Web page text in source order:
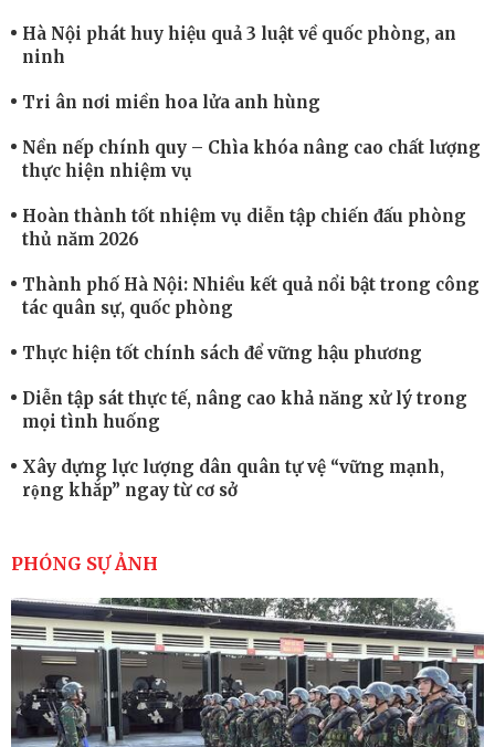
Hà Nội phát huy hiệu quả 3 luật về quốc phòng, an
ninh
Tri ân nơi miền hoa lửa anh hùng
Nền nếp chính quy – Chìa khóa nâng cao chất lượng
thực hiện nhiệm vụ
Hoàn thành tốt nhiệm vụ diễn tập chiến đấu phòng
thủ năm 2026
Thành phố Hà Nội: Nhiều kết quả nổi bật trong công
tác quân sự, quốc phòng
Thực hiện tốt chính sách để vững hậu phương
Diễn tập sát thực tế, nâng cao khả năng xử lý trong
mọi tình huống
Xây dựng lực lượng dân quân tự vệ “vững mạnh,
rộng khắp” ngay từ cơ sở
cao sức mạnh chiến đấu
Tiểu đoàn Thiết giáp hoàn thành tốt diễn tập chiến
thuật có bắn đạn thật
Nơi sinh viên rèn ý trí, luyện kỹ năng
PHÓNG SỰ ẢNH